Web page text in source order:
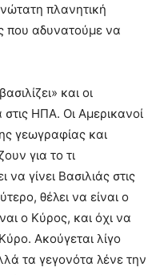
πλανητική
που αδυνατούμε να
και οι
ΗΠΑ. Οι Αμερικανοί
γεωγραφίας και
για το τι
γίνει Βασιλιάς στις
θέλει να είναι ο
ο Κύρος, και όχι να
Ακούγεται λίγο
τα γεγονότα λένε την